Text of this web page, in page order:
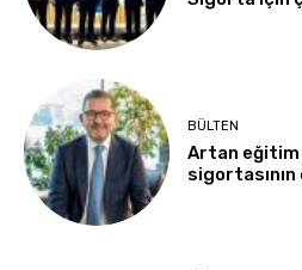
BÜLTEN
Artan eğitim
sigortasının